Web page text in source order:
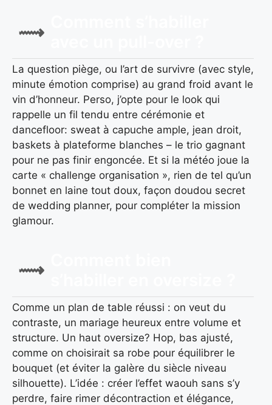
La question piège, ou l’art de survivre (avec style,
minute émotion comprise) au grand froid avant le
vin d’honneur. Perso, j’opte pour le look qui
rappelle un fil tendu entre cérémonie et
dancefloor: sweat à capuche ample, jean droit,
baskets à plateforme blanches – le trio gagnant
pour ne pas finir engoncée. Et si la météo joue la
carte « challenge organisation », rien de tel qu’un
bonnet en laine tout doux, façon doudou secret
de wedding planner, pour compléter la mission
glamour.
Comme un plan de table réussi : on veut du
contraste, un mariage heureux entre volume et
structure. Un haut oversize? Hop, bas ajusté,
comme on choisirait sa robe pour équilibrer le
bouquet (et éviter la galère du siècle niveau
silhouette). L’idée : créer l’effet waouh sans s’y
perdre, faire rimer décontraction et élégance,